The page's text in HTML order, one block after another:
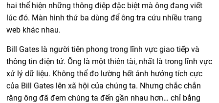
hai thể hiện những thông điệp đặc biệt mà ông đang viết
lúc đó. Màn hình thứ ba dùng để ông tra cứu nhiều trang
web khác nhau.
Bill Gates là người tiên phong trong lĩnh vực giao tiếp và
thông tin điện tử. Ông là một thiên tài, nhất là trong lĩnh vực
xử lý dữ liệu. Không thể đo lường hết ảnh hưởng tích cực
của Bill Gates lên xã hội của chúng ta. Nhưng chắc chắn
rằng ông đã đem chúng ta đến gần nhau hơn… chỉ bằng